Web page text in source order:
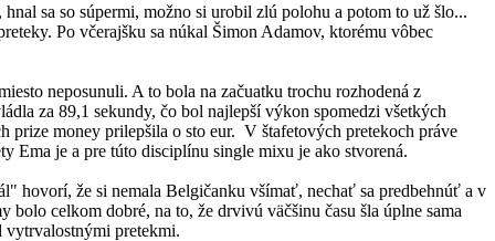
sa so súpermi, možno si urobil zlú polohu a potom to už šlo...
Po včerajšku sa núkal Šimon Adamov, ktorému vôbec
neposunuli. A to bola na začuatku trochu rozhodená z
za 89,1 sekundy, čo bol najlepší výkon spomedzi všetkých
prize money prilepšila o sto eur. V štafetových pretekoch práve
Ema je a pre túto disciplínu single mixu je ako stvorená.
hovorí, že si nemala Belgičanku všímať, nechať sa predbehnúť a v
celkom dobré, na to, že drvivú väčšinu času šla úplne sama
vytrvalostnými pretekmi.